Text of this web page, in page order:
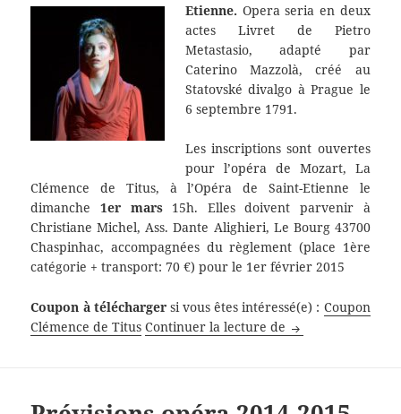
Etienne. Opera seria en deux
actes Livret de Pietro
Metastasio, adapté par
Caterino Mazzolà, créé au
Statovské divalgo à Prague le
6 septembre 1791.
Les inscriptions sont ouvertes
pour l’opéra de Mozart, La
Clémence de Titus, à l’Opéra de Saint-Etienne le
dimanche1er mars15h. Elles doivent parvenir à
Christiane Michel, Ass. Dante Alighieri, Le Bourg 43700
Chaspinhac, accompagnées du règlement (place 1ère
catégorie + transport: 70 €) pour le 1er février 2015
Coupon à téléchargersi vous êtes intéressé(e) : Coupon
Clémence de Titus Continuer la lecture de La Clémence de